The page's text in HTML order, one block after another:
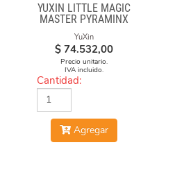
YUXIN LITTLE MAGIC
MASTER PYRAMINX
YuXin
$ 74.532,00
Precio unitario.
IVA incluido.
Cantidad:
Agregar